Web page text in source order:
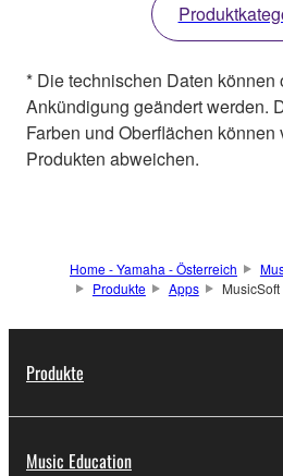
* Die technischen Daten können
Ankündigung geändert werden.
Farben und Oberflächen
Produkten abweichen.
Home - Yamaha - Österreich
Produkte
Apps
Produkte
Music Education